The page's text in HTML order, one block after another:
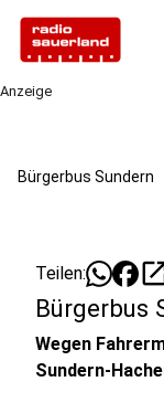
Anzeige
Bürgerbus Sundern
Teilen:
Bürgerbus
Wegen
Sundern-